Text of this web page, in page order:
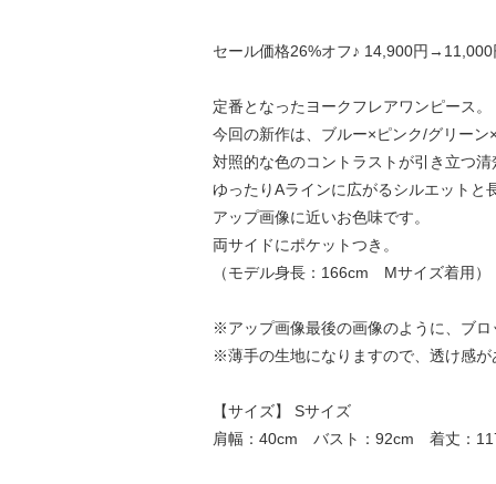
セール価格26%オフ♪ 14,900円→11,000
定番となったヨークフレアワンピース。
今回の新作は、ブルー×ピンク/グリー
対照的な色のコントラストが引き立つ
ゆったりAラインに広がるシルエットと
アップ画像に近いお色味です。
両サイドにポケットつき。
（モデル身長：166cm Mサイズ着用）
※アップ画像最後の画像のように、ブ
※薄手の生地になりますので、透け感
【サイズ】 Sサイズ
肩幅：40cm バスト：92cm 着丈：